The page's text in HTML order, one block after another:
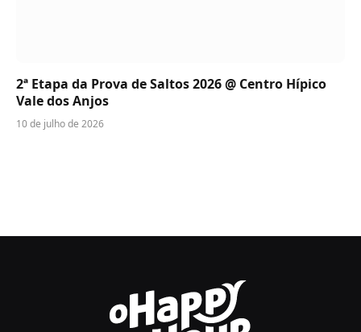
2ª Etapa da Prova de Saltos 2026 @ Centro Hípico
Vale dos Anjos
10 de julho de 2026